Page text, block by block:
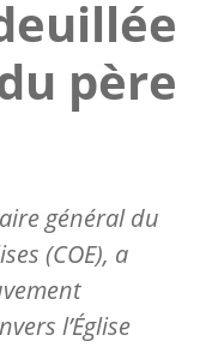
père
général du
(COE), a
l’Église